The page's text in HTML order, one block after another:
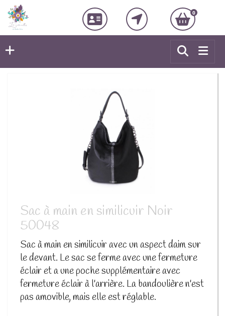
0
Sac à main en similicuir Noir
50048
Sac à main en similicuir avec un aspect daim sur
le devant. Le sac se ferme avec une fermeture
éclair et a une poche supplémentaire avec
fermeture éclair à l'arrière. La bandoulière n'est
pas amovible, mais elle est réglable.